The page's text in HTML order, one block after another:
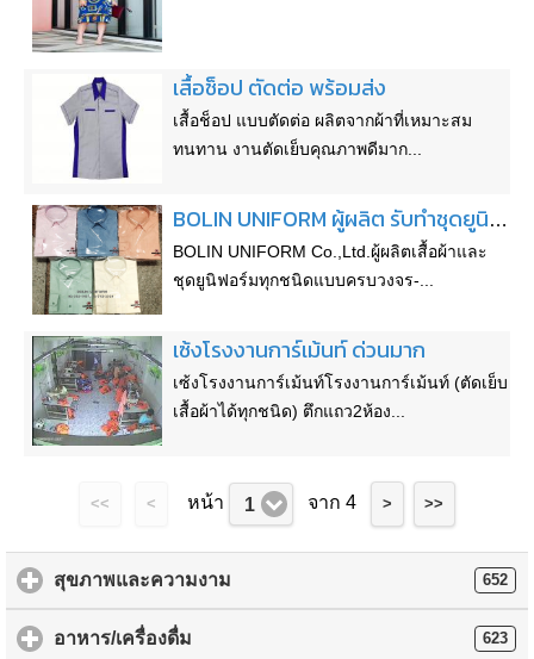
เสื้อช็อป ตัดต่อ พร้อมส่ง
เสื้อช็อป แบบตัดต่อ ผลิตจากผ้าที่เหมาะสม
ทนทาน งานตัดเย็บคุณภาพดีมาก...
BOLIN UNIFORM ผู้ผลิต รับทำชุดยูนิฟอร์ม เสื้อโปโล พร้อมปักโลโก้แบบครบวงจร
BOLIN UNIFORM Co.,Ltd.ผู้ผลิตเสื้อผ้าและ
ชุดยูนิฟอร์มทุกชนิดแบบครบวงจร-...
เซ้งโรงงานการ์เม้นท์ ด่วนมาก
เซ้งโรงงานการ์เม้นท์โรงงานการ์เม้นท์ (ตัดเย็บ
เสื้อผ้าได้ทุกชนิด) ตึกแถว2ห้อง...
<< < หน้า 1 จาก 4 > >>
สุขภาพและความงาม 652
อาหาร/เครื่องดื่ม 623